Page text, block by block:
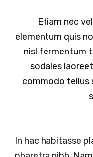
Etiam nec
elementum quis
nisl fermentum
sodales
commodo tellus
In hac habitasse